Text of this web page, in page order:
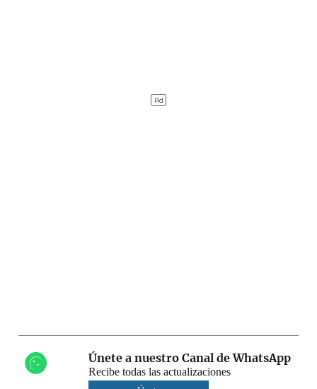
Únete a nuestro Canal de WhatsApp
Recibe todas las actualizaciones